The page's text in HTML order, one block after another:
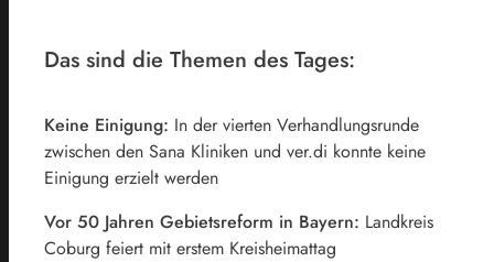
Das sind die Themen des Tages:
Keine Einigung: In der vierten Verhandlungsrunde
zwischen den Sana Kliniken und ver.di konnte keine
Einigung erzielt werden
Vor 50 Jahren Gebietsreform in Bayern: Landkreis
Coburg feiert mit erstem Kreisheimattag